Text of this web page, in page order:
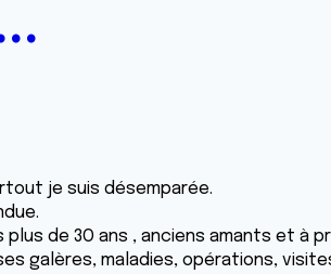
je suis désemparée.
de 3O ans , anciens amants et à
galères, maladies, opérations,